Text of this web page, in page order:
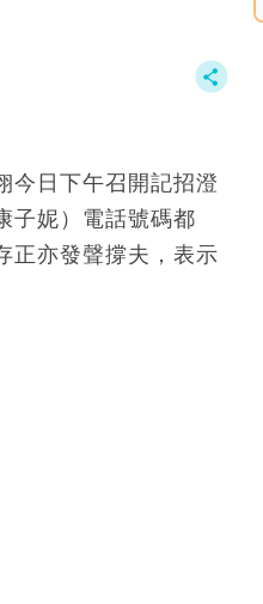
今日下午召開記招澄
子妮）電話號碼都
正亦發聲撐夫，表示